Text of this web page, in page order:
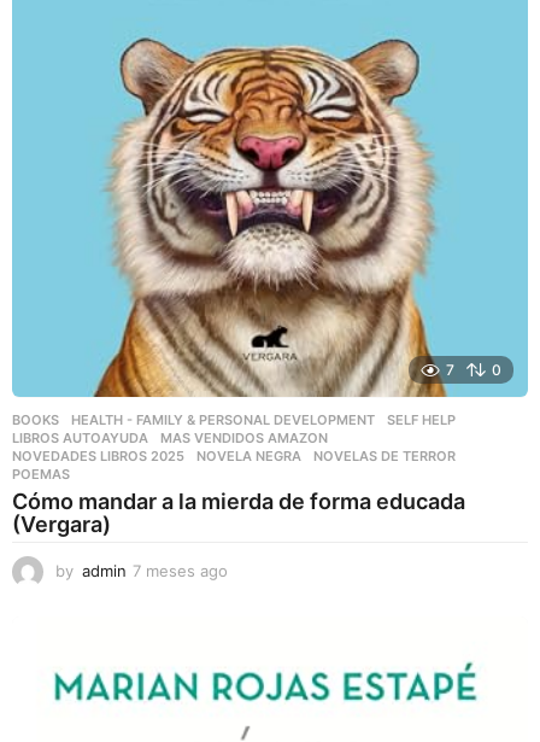
7 0
BOOKS ,HEALTH - FAMILY & PERSONAL DEVELOPMENT ,SELF HELP
LIBROS AUTOAYUDA
,MAS VENDIDOS AMAZON
NOVEDADES LIBROS 2025
,NOVELA NEGRA ,NOVELAS DE TERROR
POEMAS
Cómo mandar a la mierda de forma educada
(Vergara)
by admin 7 meses ago
s
a